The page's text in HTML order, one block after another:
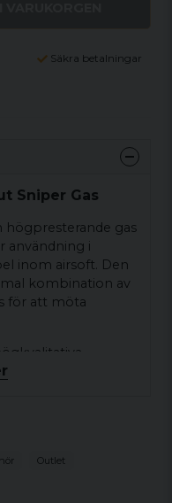
Säkra betalningar
Sniper Gas
högpresterande gas
användning i
inom airsoft. Den
kombination av
för att möta
som är utvecklad
under kyliga
Outlet